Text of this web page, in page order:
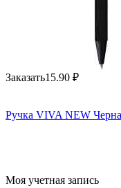
Заказать15.90 ₽
Ручка VIVA NEW
Моя учетная запись